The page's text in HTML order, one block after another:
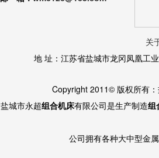
关
地 址：江苏省盐城市龙冈凤凰
Copyright 2011© 版权所有
盐城市永超组合机床有限公司是生产制造组
公司拥有各种大中型金